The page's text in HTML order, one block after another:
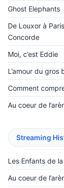
Ghost Elephants
De Louxor à
Concorde
Moi, c’est Eddie
L’amour du gros
Comment
Au coeur de
Streaming
Les Enfants de
Au coeur de